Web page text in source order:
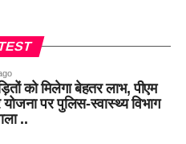
को मिलेगा बेहतर लाभ, पीएम
योजना पर पुलिस-स्वास्थ्य विभाग
..